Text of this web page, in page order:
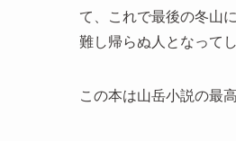
て、これで最後の冬山
難し帰らぬ人となってし
この本は山岳小説の最